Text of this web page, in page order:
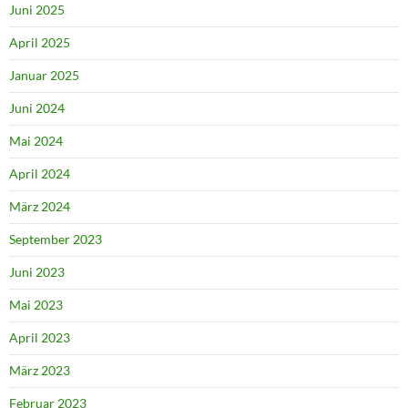
Juni 2025
April 2025
Januar 2025
Juni 2024
Mai 2024
April 2024
März 2024
September 2023
Juni 2023
Mai 2023
April 2023
März 2023
Februar 2023